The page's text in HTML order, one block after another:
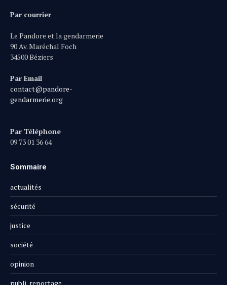
Par courrier
Le Pandore et la gendarmerie
90 Av. Maréchal Foch
34500 Béziers
Par Email
contact@pandore-
gendarmerie.org
Par Téléphone
09 73 01 36 64
Sommaire
actualités
sécurité
justice
société
opinion
publi-reportage